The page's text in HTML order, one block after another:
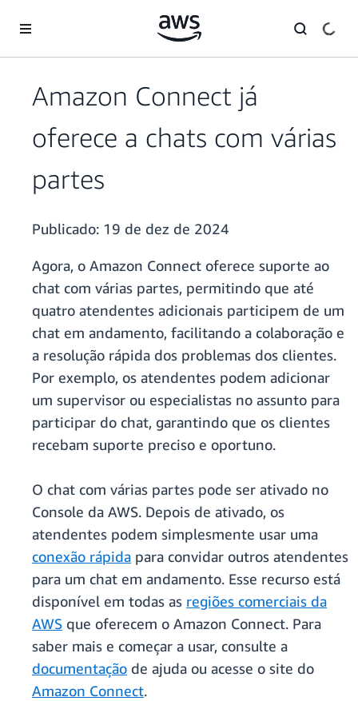
Pular para o conteúdo principal
Amazon Connect já
oferece a chats com várias
partes
Publicado: 19 de dez de 2024
Agora, o Amazon Connect oferece suporte ao
chat com várias partes, permitindo que até
quatro atendentes adicionais participem de um
chat em andamento, facilitando a colaboração e
a resolução rápida dos problemas dos clientes.
Por exemplo, os atendentes podem adicionar
um supervisor ou especialistas no assunto para
participar do chat, garantindo que os clientes
recebam suporte preciso e oportuno.
O chat com várias partes pode ser ativado no
Console da AWS. Depois de ativado, os
atendentes podem simplesmente usar uma
conexão rápida para convidar outros atendentes
para um chat em andamento. Esse recurso está
disponível em todas as regiões comerciais da
AWS que oferecem o Amazon Connect. Para
saber mais e começar a usar, consulte a
documentação de ajuda ou acesse o site do
Amazon Connect.